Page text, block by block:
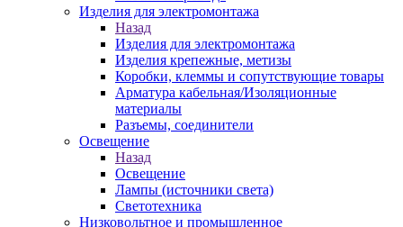
Изделия для электромонтажа
Назад
Изделия для электромонтажа
Изделия крепежные, метизы
Коробки, клеммы и сопутствующие товары
Арматура кабельная/Изоляционные
материалы
Разъемы, соединители
Освещение
Назад
Освещение
Лампы (источники света)
Светотехника
Низковольтное и промышленное